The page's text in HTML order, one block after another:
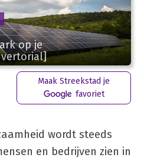
op je
Maak Streekstad je
favoriet
wordt steeds
en bedrijven zien in